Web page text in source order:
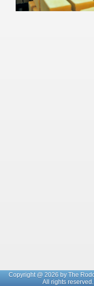
Copyright @ 2026 by The
All rights reserved.